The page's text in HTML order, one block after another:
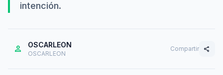
intención.
person OSCARLEON
OSCARLEON
Compartir share